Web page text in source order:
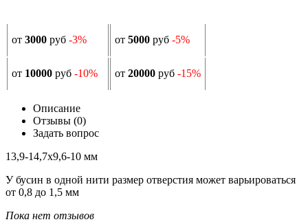
от 3000 руб -3% от 5000 руб -5%
от 10000 руб -10% от 20000 руб -15%
Описание
Отзывы (0)
Задать вопрос
13,9-14,7х9,6-10 мм
У бусин в одной нити размер отверстия может варьироваться
от 0,8 до 1,5 мм
Пока нет отзывов